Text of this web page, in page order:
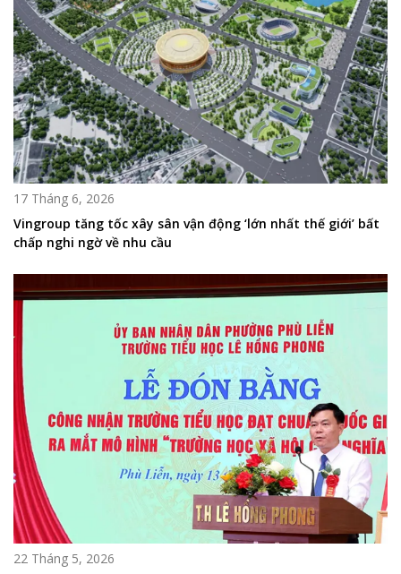
17 Tháng 6, 2026
Vingroup tăng tốc xây sân vận động ‘lớn nhất thế giới’ bất
chấp nghi ngờ về nhu cầu
22 Tháng 5, 2026